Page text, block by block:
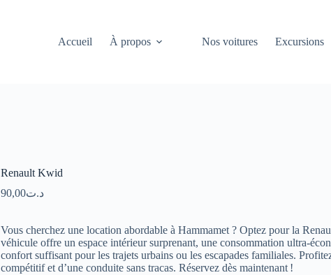
Accueil À propos Nos voitures Excursions
Renault Kwid
د.ت90,00
Vous cherchez une location abordable à Hammamet ? Optez pour la
véhicule offre un espace intérieur surprenant, une consommation
confort suffisant pour les trajets urbains ou les escapades familiales.
compétitif et d’une conduite sans tracas. Réservez dès maintenant !